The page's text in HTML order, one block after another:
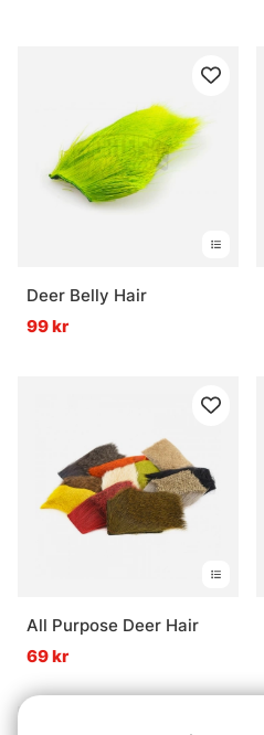
Deer Belly Hair
99 kr
All Purpose Deer Hair
69 kr